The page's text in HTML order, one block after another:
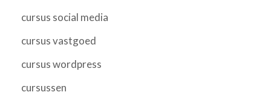
cursus social media
cursus vastgoed
cursus wordpress
cursussen